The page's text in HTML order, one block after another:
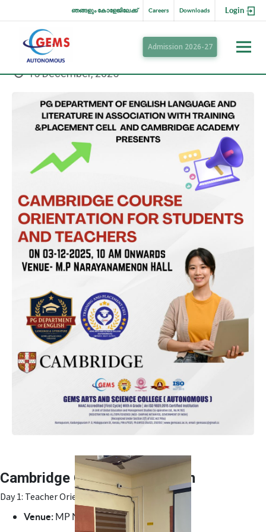
Login
Downloads
Careers
ഞങ്ങളും കോളേജിലേക്ക്
Admission 2026-27
Cambridge Course Orientation
Day 1: Teacher Orientation (December 3, 2025)
Venue: MP Narayana Menon Hall
15 December, 2025